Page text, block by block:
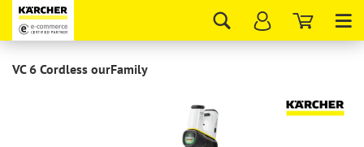
VC 6 Cordless ourFamily